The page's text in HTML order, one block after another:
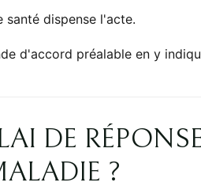
santé dispense l'acte.
d'accord préalable en y
DE
?